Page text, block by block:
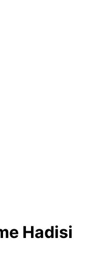
Hadisi